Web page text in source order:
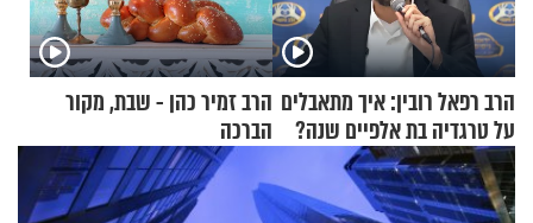
הרב רפאל רובין: איך מתאבלים
על טרגדיה בת אלפיים שנה?
הרב זמיר כהן - שבת, מקור
הברכה